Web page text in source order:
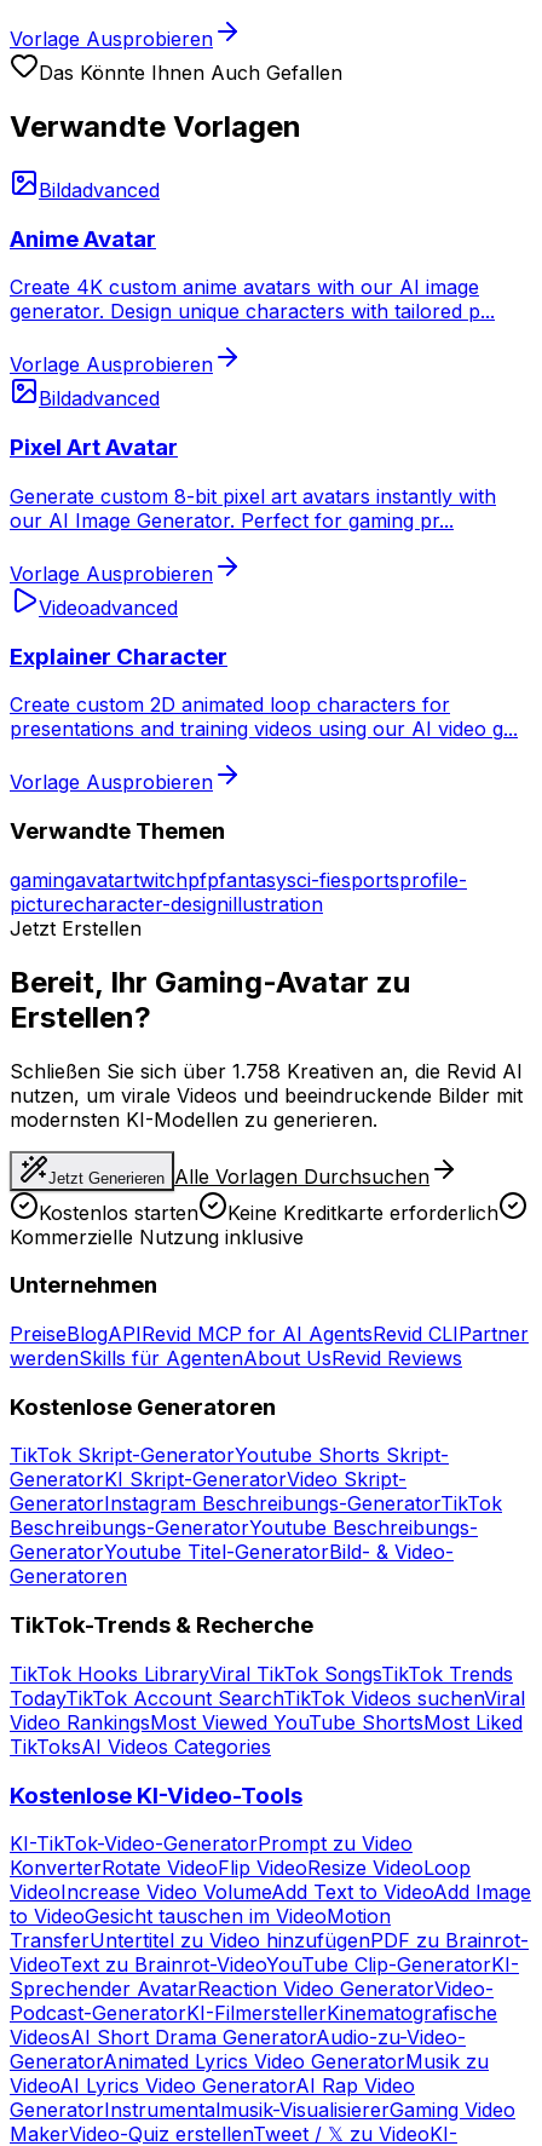
Vorlage Ausprobieren
Das Könnte Ihnen Auch Gefallen
Verwandte Vorlagen
Bildadvanced
Anime Avatar
Create 4K custom anime avatars with our AI image
generator. Design unique characters with tailored p...
Vorlage Ausprobieren
Bildadvanced
Pixel Art Avatar
Generate custom 8-bit pixel art avatars instantly with
our AI Image Generator. Perfect for gaming pr...
Vorlage Ausprobieren
Videoadvanced
Explainer Character
Create custom 2D animated loop characters for
presentations and training videos using our AI video g...
Vorlage Ausprobieren
Verwandte Themen
gamingavatartwitchpfpfantasysci-fiesportsprofile-
picturecharacter-designillustration
Jetzt Erstellen
Bereit, Ihr Gaming-Avatar zu
Erstellen?
Schließen Sie sich über 1.758 Kreativen an, die Revid AI
nutzen, um virale Videos und beeindruckende Bilder mit
modernsten KI-Modellen zu generieren.
Jetzt Generieren Alle Vorlagen Durchsuchen
Kostenlos starten
Keine Kreditkarte erforderlich
Kommerzielle Nutzung inklusive
Unternehmen
PreiseBlogAPIRevid MCP for AI AgentsRevid CLIPartner
werdenSkills für AgentenAbout UsRevid Reviews
Kostenlose Generatoren
TikTok Skript-GeneratorYoutube Shorts Skript-
GeneratorKI Skript-GeneratorVideo Skript-
GeneratorInstagram Beschreibungs-GeneratorTikTok
Beschreibungs-GeneratorYoutube Beschreibungs-
GeneratorYoutube Titel-GeneratorBild- & Video-
Generatoren
TikTok-Trends & Recherche
TikTok Hooks LibraryViral TikTok SongsTikTok Trends
TodayTikTok Account SearchTikTok Videos suchenViral
Video RankingsMost Viewed YouTube ShortsMost Liked
TikToksAI Videos Categories
Kostenlose KI-Video-Tools
KI-TikTok-Video-GeneratorPrompt zu Video
KonverterRotate VideoFlip VideoResize VideoLoop
VideoIncrease Video VolumeAdd Text to VideoAdd Image
to VideoGesicht tauschen im VideoMotion
TransferUntertitel zu Video hinzufügenPDF zu Brainrot-
VideoText zu Brainrot-VideoYouTube Clip-GeneratorKI-
Sprechender AvatarReaction Video GeneratorVideo-
Podcast-GeneratorKI-FilmerstellerKinematografische
VideosAI Short Drama GeneratorAudio-zu-Video-
GeneratorAnimated Lyrics Video GeneratorMusik zu
VideoAI Lyrics Video GeneratorAI Rap Video
GeneratorInstrumentalmusik-VisualisiererGaming Video
MakerVideo-Quiz erstellenTweet / 𝕏 zu VideoKI-